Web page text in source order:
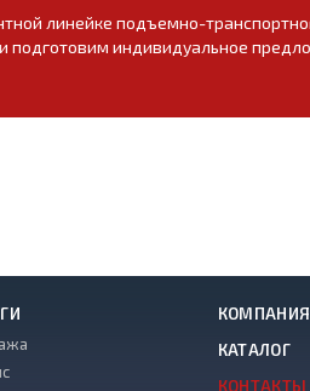
линейке подъемно-
подготовим индивидуальное
КОМПАНИЯ
КАТАЛОГ
КОНТАКТЫ